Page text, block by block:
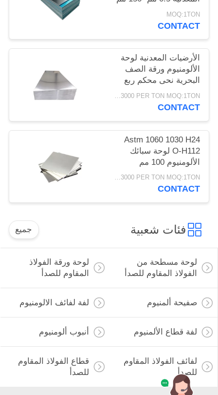
1 طن موكMOQ:1TON
CONTACT
الأرضيات المعدنية لوحة
الألومنيوم ورقة الصف
البحرية نحى محكم ربع
بوصة
USD1500-3000 PER TON MOQ:1TON
CONTACT
Astm 1060 1030 H24
O-H112 لوحة سبائك
الألومنيوم 100 مم
سميكة 4x8 عالية النقاء
USD1500-3000 PER TON MOQ:1TON
CONTACT
فئات شعبية جميع
لوحة مسطحة من
الفولاذ المقاوم للصدأ
لوحة ورقة الفولاذ
المقاوم للصدأ
صفيحة ألمنيوم لفة لفائف الالومنيوم
لفة قطاع الألمنيوم أنبوب ألومنيوم
لفائف الفولاذ المقاوم
للصدأ
قطاع الفولاذ المقاوم
للصدأ